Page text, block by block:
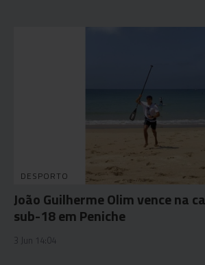
DESPORTO
João Guilherme Olim vence na
sub-18 em Peniche
3 Jun 14:04